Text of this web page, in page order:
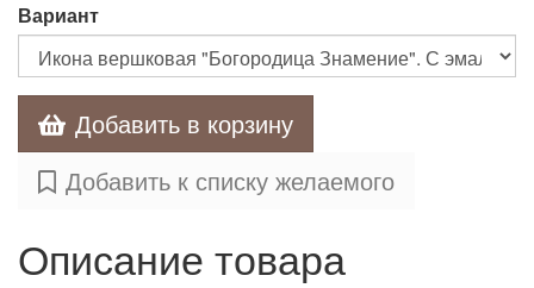
Вариант
Добавить в корзину
Добавить к списку желаемого
Описание товара